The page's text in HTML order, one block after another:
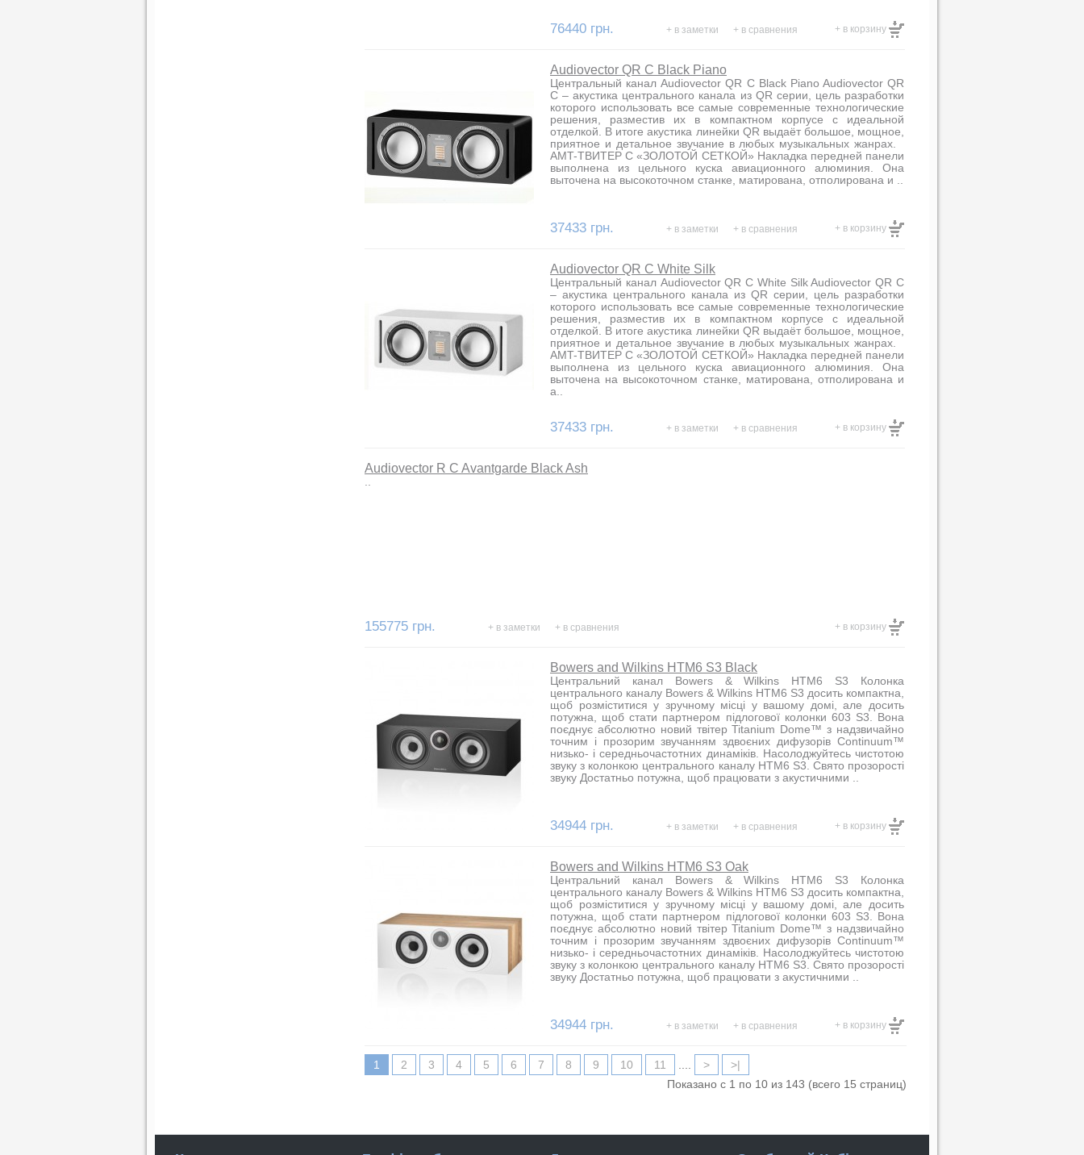
76440 грн. + в заметки + в сравнения + в корзину
Audiovector QR C Black Piano
Центральный канал Audiovector QR C Black Piano Audiovector QR
C – акустика центрального канала из QR серии, цель разработки
которого использовать все самые современные технологические
решения, разместив их в компактном корпусе с идеальной
отделкой. В итоге акустика линейки QR выдаёт большое, мощное,
приятное и детальное звучание в любых музыкальных жанрах.
AMT-ТВИТЕР С «ЗОЛОТОЙ СЕТКОЙ» Накладка передней панели
выполнена из цельного куска авиационного алюминия. Она
выточена на высокоточном станке, матирована, отполирована и ..
37433 грн. + в заметки + в сравнения + в корзину
Audiovector QR C White Silk
Центральный канал Audiovector QR C White Silk Audiovector QR C
– акустика центрального канала из QR серии, цель разработки
которого использовать все самые современные технологические
решения, разместив их в компактном корпусе с идеальной
отделкой. В итоге акустика линейки QR выдаёт большое, мощное,
приятное и детальное звучание в любых музыкальных жанрах.
AMT-ТВИТЕР С «ЗОЛОТОЙ СЕТКОЙ» Накладка передней панели
выполнена из цельного куска авиационного алюминия. Она
выточена на высокоточном станке, матирована, отполирована и
а..
37433 грн. + в заметки + в сравнения + в корзину
Audiovector R C Avantgarde Black Ash
155775 грн. + в заметки + в сравнения + в корзину
Bowers and Wilkins HTM6 S3 Black
Центральний канал Bowers & Wilkins HTM6 S3 Колонка
центрального каналу Bowers & Wilkins HTM6 S3 досить компактна,
щоб розміститися у зручному місці у вашому домі, але досить
потужна, щоб стати партнером підлогової колонки 603 S3. Вона
поєднує абсолютно новий твітер Titanium Dome™ з надзвичайно
точним і прозорим звучанням здвоєних дифузорів Continuum™
низько- і середньочастотних динаміків. Насолоджуйтесь чистотою
звуку з колонкою центрального каналу HTM6 S3. Свято прозорості
звуку Достатньо потужна, щоб працювати з акустичними ..
34944 грн. + в заметки + в сравнения + в корзину
Bowers and Wilkins HTM6 S3 Oak
Центральний канал Bowers & Wilkins HTM6 S3 Колонка
центрального каналу Bowers & Wilkins HTM6 S3 досить компактна,
щоб розміститися у зручному місці у вашому домі, але досить
потужна, щоб стати партнером підлогової колонки 603 S3. Вона
поєднує абсолютно новий твітер Titanium Dome™ з надзвичайно
точним і прозорим звучанням здвоєних дифузорів Continuum™
низько- і середньочастотних динаміків. Насолоджуйтесь чистотою
звуку з колонкою центрального каналу HTM6 S3. Свято прозорості
звуку Достатньо потужна, щоб працювати з акустичними ..
34944 грн. + в заметки + в сравнения + в корзину
1 2 3 4 5 6 7 8 9 10 11 >
>|
Показано с 1 по 10 из 143 (всего 15 страниц)